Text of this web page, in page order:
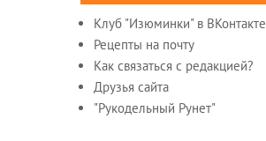
Клуб "Изюминки" в ВКонтакте
Рецепты на почту
Как связаться с редакцией?
Друзья сайта
"Рукодельный Рунет"